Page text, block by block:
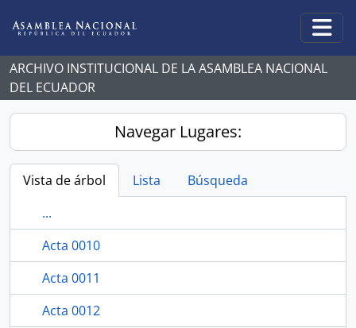
ARCHIVO INSTITUCIONAL DE LA ASAMBLEA NACIONAL
DEL ECUADOR
Navegar Lugares:
Vista de árbol Lista
Búsqueda
...
Acta 0010
Acta 0011
Acta 0012